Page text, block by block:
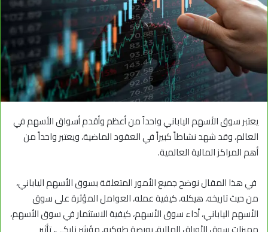
يعتبر سوق الأسهم الياباني واحداً من أعظم وأقدم أسواق الأسهم في
العالم، وقد شهد نشاطاً كبيراً في العقود الماضية، ويعتبر واحداً من
أهم المراكز المالية العالمية.
في هذا المقال نوضح جميع الأمور المتعلقة بسوق الأسهم الياباني،
من حيث تاريخه، هيكله، كيفية عمله، العوامل المؤثرة على سوق
الأسهم الياباني، أداء سوق الأسهم، كيفية الاستثمار في سوق الأسهم،